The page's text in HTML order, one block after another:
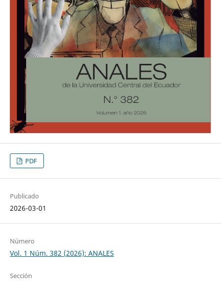
PDF
Publicado
2026-03-01
Número
Vol. 1 Núm. 382 (2026): ANALES
Sección